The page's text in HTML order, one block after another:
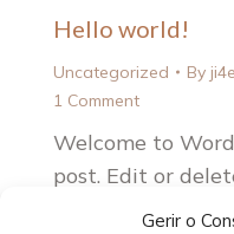
Gerir o
Hello world!
Uncategorized By
1 Comment
Welcome to
post. Edit or